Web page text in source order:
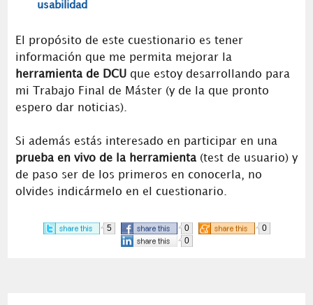
usabilidad
El propósito de este cuestionario es tener
información que me permita mejorar la
herramienta de DCUque estoy desarrollando para
mi Trabajo Final de Máster (y de la que pronto
espero dar noticias).
Si además estás interesado en participar en una
prueba en vivo de la herramienta(test de usuario) y
de paso ser de los primeros en conocerla, no
olvides indicármelo en el cuestionario.
5 0
0
0